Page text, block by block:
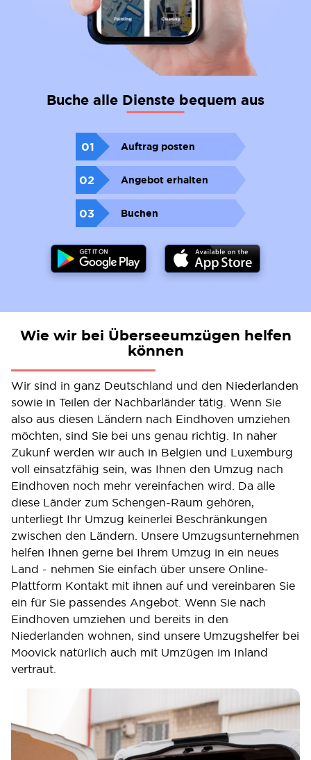
Buche alle Dienste bequem aus
01 Auftrag posten
02 Angebot erhalten
03 Buchen
Wie wir bei Überseeumzügen helfen
können
Wir sind in ganz Deutschland und den Niederlanden
sowie in Teilen der Nachbarländer tätig. Wenn Sie
also aus diesen Ländern nach Eindhoven umziehen
möchten, sind Sie bei uns genau richtig. In naher
Zukunf werden wir auch in Belgien und Luxemburg
voll einsatzfähig sein, was Ihnen den Umzug nach
Eindhoven noch mehr vereinfachen wird. Da alle
diese Länder zum Schengen-Raum gehören,
unterliegt Ihr Umzug keinerlei Beschränkungen
zwischen den Ländern. Unsere Umzugsunternehmen
helfen Ihnen gerne bei Ihrem Umzug in ein neues
Land - nehmen Sie einfach über unsere Online-
Plattform Kontakt mit ihnen auf und vereinbaren Sie
ein für Sie passendes Angebot. Wenn Sie nach
Eindhoven umziehen und bereits in den
Niederlanden wohnen, sind unsere Umzugshelfer bei
Moovick natürlich auch mit Umzügen im Inland
vertraut.